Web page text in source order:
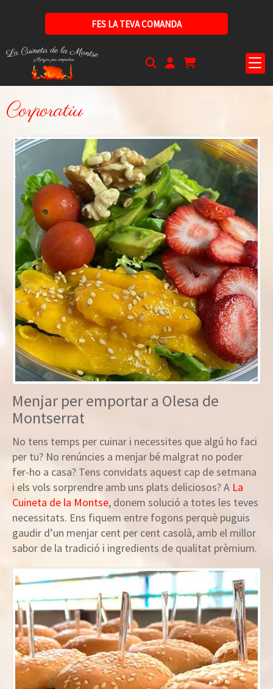
FES LA TEVA COMANDA
Corporatiu
Menjar per emportar a Olesa de
Montserrat
No tens temps per cuinar i necessites que algú ho faci
per tu? No renúncies a menjar bé malgrat no poder
fer-ho a casa? Tens convidats aquest cap de setmana
i els vols sorprendre amb uns plats deliciosos? A La
Cuineta de la Montse, donem solució a totes les teves
necessitats. Ens fiquem entre fogons perquè puguis
gaudir d’un menjar cent per cent casolà, amb el millor
sabor de la tradició i ingredients de qualitat prèmium.